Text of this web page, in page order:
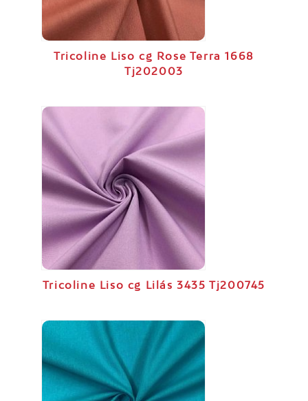
Tricoline Liso cg Rose Terra 1668
Tj202003
Tricoline Liso cg Lilás 3435 Tj200745